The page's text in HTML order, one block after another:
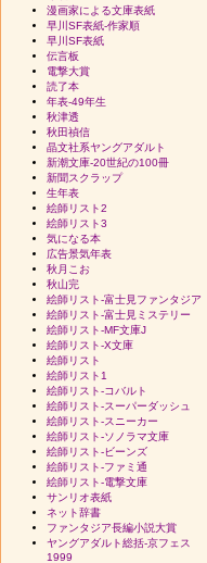
漫画家による文庫表紙
早川SF表紙-作家順
早川SF表紙
伝言板
電撃大賞
読了本
年表-49年生
秋津透
秋田禎信
晶文社系ヤングアダルト
新潮文庫-20世紀の100冊
新聞スクラップ
生年表
絵師リスト2
絵師リスト3
気になる本
広告景気年表
秋月こお
秋山完
絵師リスト-富士見ファンタジア
絵師リスト-富士見ミステリー
絵師リスト-MF文庫J
絵師リスト-X文庫
絵師リスト
絵師リスト1
絵師リスト-コバルト
絵師リスト-スーパーダッシュ
絵師リスト-スニーカー
絵師リスト-ソノラマ文庫
絵師リスト-ビーンズ
絵師リスト-ファミ通
絵師リスト-電撃文庫
サンリオ表紙
ネット辞書
ファンタジア長編小説大賞
ヤングアダルト総括-京フェス
1999